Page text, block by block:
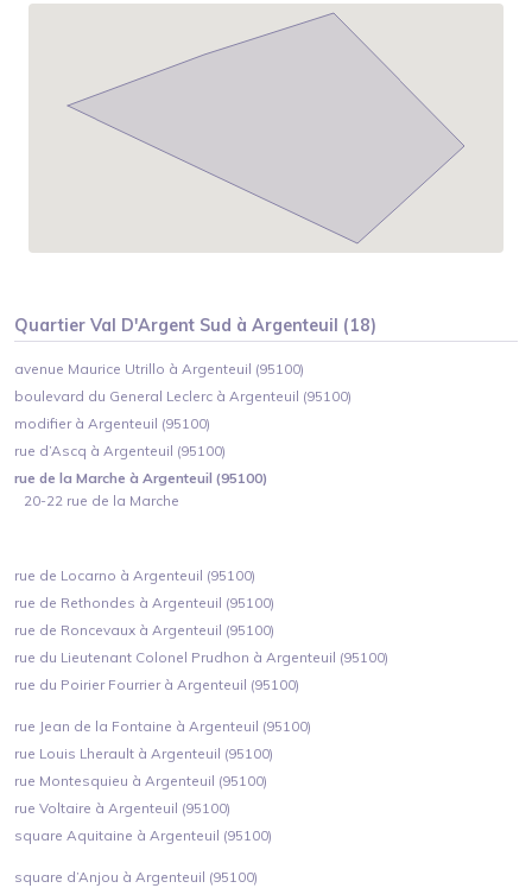
QuartierVal D'Argent Sud àArgenteuil (18)
avenue Maurice Utrillo à Argenteuil (95100)
boulevard du General Leclerc à Argenteuil (95100)
modifier à Argenteuil (95100)
rue d’Ascq à Argenteuil (95100)
rue de la Marche à Argenteuil (95100)
20-22 rue de la Marche
rue de Locarno à Argenteuil (95100)
rue de Rethondes à Argenteuil (95100)
rue de Roncevaux à Argenteuil (95100)
rue du Lieutenant Colonel Prudhon à Argenteuil (95100)
rue du Poirier Fourrier à Argenteuil (95100)
rue Jean de la Fontaine à Argenteuil (95100)
rue Louis Lherault à Argenteuil (95100)
rue Montesquieu à Argenteuil (95100)
rue Voltaire à Argenteuil (95100)
square Aquitaine à Argenteuil (95100)
square d’Anjou à Argenteuil (95100)